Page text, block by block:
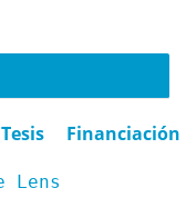
Tesis Financiación